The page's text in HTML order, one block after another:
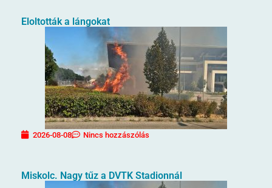
Eloltották a lángokat
2026-08-08 Nincs hozzászólás
Miskolc. Nagy tűz a DVTK Stadionnál